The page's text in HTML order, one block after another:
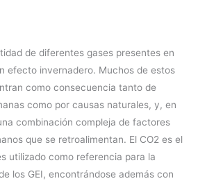
de diferentes gases presentes en
efecto invernadero. Muchos de estos
como consecuencia tanto de
como por causas naturales, y, en
combinación compleja de factores
que se retroalimentan. El CO2 es el
utilizado como referencia para la
los GEI, encontrándose además con